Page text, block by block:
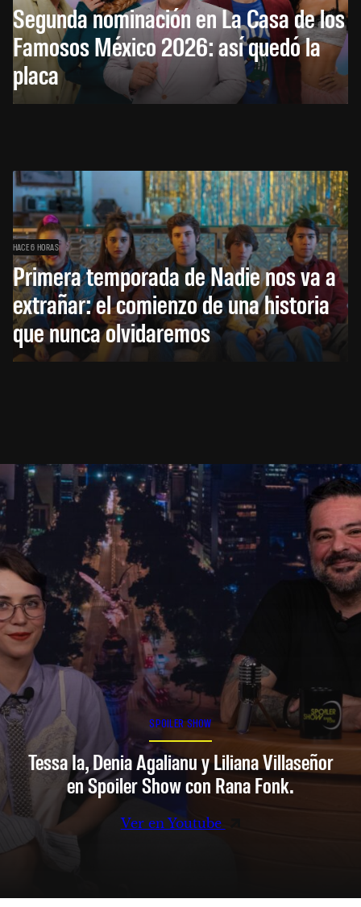
Segunda nominación en La Casa de los
Famosos México 2026: así quedó la
placa
HACE 6 HORAS
Primera temporada de Nadie nos va a
extrañar: el comienzo de una historia
que nunca olvidaremos
SPOILER SHOW
Tessa Ia, Denia Agalianu y Liliana Villaseñor
en Spoiler Show con Rana Fonk.
Ver en Youtube